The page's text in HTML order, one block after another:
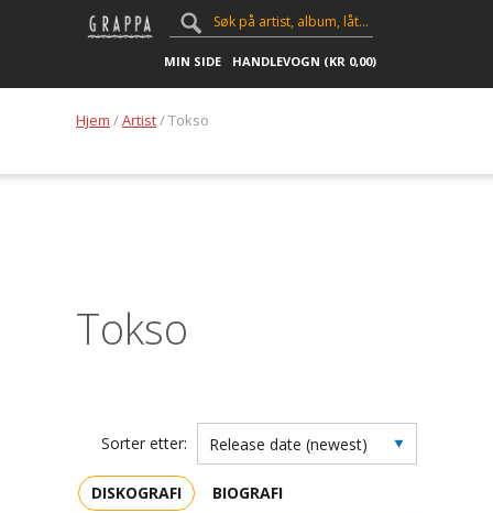
MIN SIDE HANDLEVOGN (KR 0,00)
Hjem /Artist/ Tokso
Tokso
Sorter etter:
DISKOGRAFI BIOGRAFI